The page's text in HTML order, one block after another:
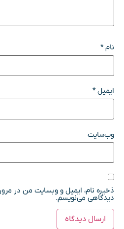
نام*
ایمیل*
وب‌سایت
ذخیره نام، ایمیل و وبسایت من در
دیدگاهی می‌نویسم.